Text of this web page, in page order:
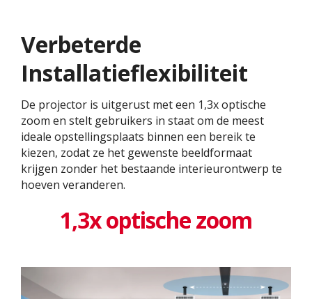
Verbeterde
Installatieflexibiliteit
De projector is uitgerust met een 1,3x optische
zoom en stelt gebruikers in staat om de meest
ideale opstellingsplaats binnen een bereik te
kiezen, zodat ze het gewenste beeldformaat
krijgen zonder het bestaande interieurontwerp te
hoeven veranderen. ​
1,3x optische zoom